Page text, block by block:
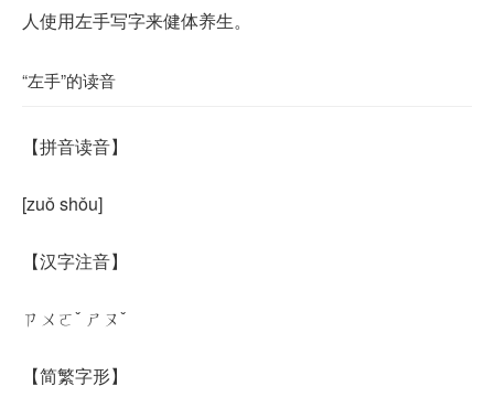
人使用左手写字来健体养生。
“左手”的读音
【拼音读音】
[zuǒ shǒu]
【汉字注音】
ㄗㄨㄛˇ ㄕㄡˇ
【简繁字形】